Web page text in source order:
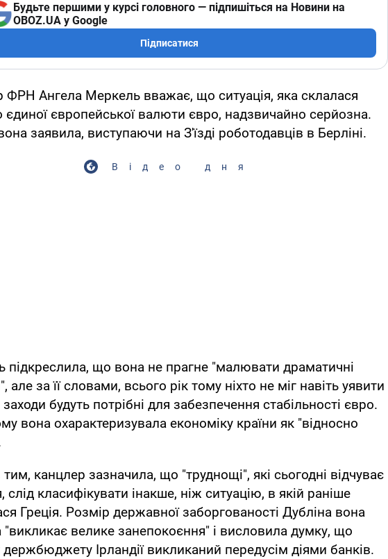
Будьте першими у курсі головного — підпишіться на Новини на
OBOZ.UA у Google
Підписатися
ФРН Ангела Меркель вважає, що ситуація, яка склалася
єдиної європейської валюти євро, надзвичайно серйозна.
заявила, виступаючи на З'їзді роботодавців в Берліні.
Відео дня
підкреслила, що вона не прагне "малювати драматичні
але за її словами, всього рік тому ніхто не міг навіть уявити
заходи будуть потрібні для забезпечення стабільності євро.
вона охарактеризувала економіку країни як "відносно
канцлер зазначила, що "труднощі", які сьогодні відчуває
слід класифікувати інакше, ніж ситуацію, в якій раніше
Греція. Розмір державної заборгованості Дубліна вона
"викликає велике занепокоєння" і висловила думку, що
держбюджету Ірландії викликаний передусім діями банків.